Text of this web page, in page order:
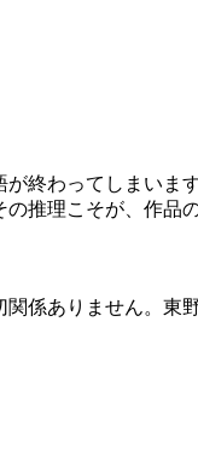
終わってしまいます
推理こそが、作品
係ありません。東